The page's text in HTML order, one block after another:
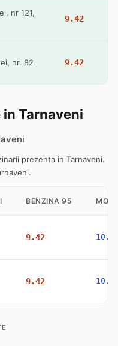
nr 121,
9.42
nr. 82 9.42
Tarnaveni
prezenta in Tarnaveni.
BENZINA 95
9.42
9.42